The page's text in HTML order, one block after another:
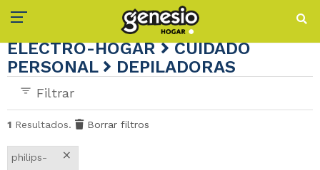
ELECTRO-HOGAR CUIDADO
PERSONAL
DEPILADORAS
Filtrar
1 Resultados. Borrar filtros
×
philips-